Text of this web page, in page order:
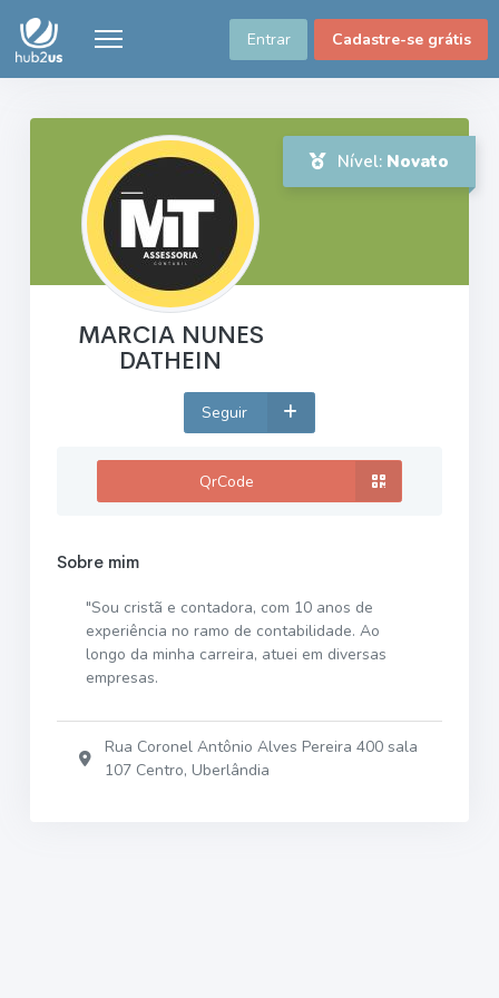
Entrar Cadastre-se grátis
Nível: Novato
MARCIA NUNES
DATHEIN
Seguir
QrCode
Sobre mim
"Sou cristã e contadora, com 10 anos de
experiência no ramo de contabilidade. Ao
longo da minha carreira, atuei em diversas
empresas.
Rua Coronel Antônio Alves Pereira 400 sala
107 Centro, Uberlândia